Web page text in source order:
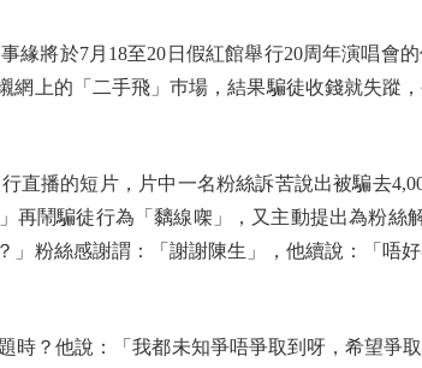
將於7月18至20日假紅館舉行20周年演唱會
網上的「二手飛」巿場，結果騙徒收錢就失蹤
播的短片，片中一名粉絲訴苦說出被騙去
再鬧騙徒行為「黐線㗎」，又主動提出為粉絲
」粉絲感謝謂：「謝謝陳生」，他續說：「唔
？他說：「我都未知爭唔爭取到呀，希望爭